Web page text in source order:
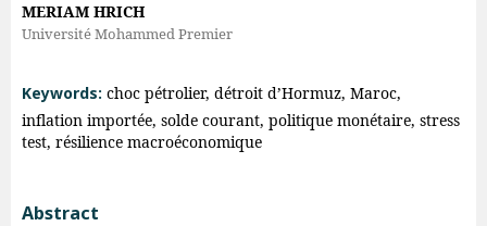
MERIAM HRICH
Université Mohammed Premier
Keywords: choc pétrolier, détroit d’Hormuz, Maroc,
inflation importée, solde courant, politique monétaire, stress
test, résilience macroéconomique
Abstract